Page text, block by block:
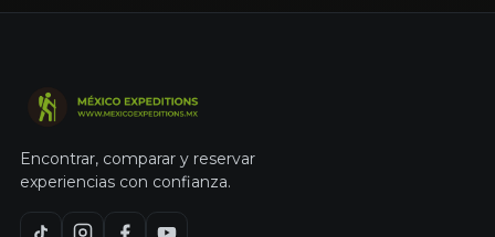
Encontrar, comparar y reservar
experiencias con confianza.